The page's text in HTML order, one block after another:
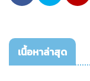
เนื้อหาล่าสุด